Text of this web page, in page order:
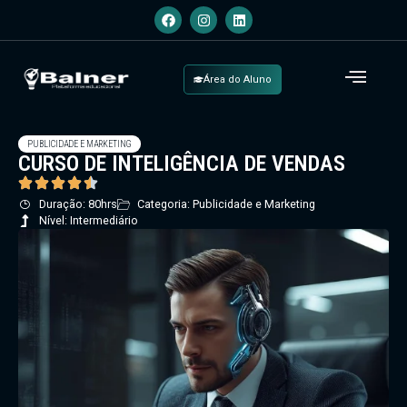
Área do Aluno
PUBLICIDADE E MARKETING
CURSO DE INTELIGÊNCIA DE VENDAS
Duração: 80hrs
Categoria: Publicidade e Marketing
Nível: Intermediário